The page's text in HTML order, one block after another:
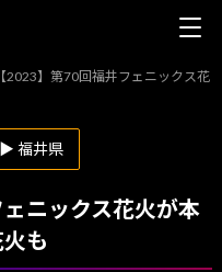
【2023】第70回福井フェニックス花
▶ 福井県
ニックス花火が本
も